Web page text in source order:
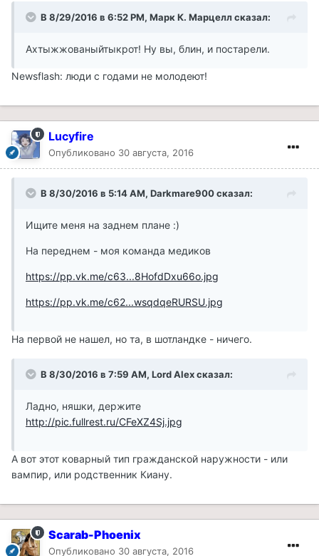
В 8/29/2016 в 6:52 PM, Марк К. Марцелл сказал:
Ахтыжжованыйтыкрот! Ну вы, блин, и постарели.
Newsflash: люди с годами не молодеют!
Lucyfire
Опубликовано 30 августа, 2016
В 8/30/2016 в 5:14 AM, Darkmare900 сказал:
Ищите меня на заднем плане :)
На переднем - моя команда медиков
https://pp.vk.me/c63...8HofdDxu66o.jpg
https://pp.vk.me/c62...wsqdqeRURSU.jpg
На первой не нашел, но та, в шотландке - ничего.
В 8/30/2016 в 7:59 AM, Lord Alex сказал:
Ладно, няшки, держите
http://pic.fullrest.ru/CFeXZ4Sj.jpg
А вот этот коварный тип гражданской наружности - или
вампир, или родственник Киану.
Scarab-Phoenix
Опубликовано 30 августа, 2016